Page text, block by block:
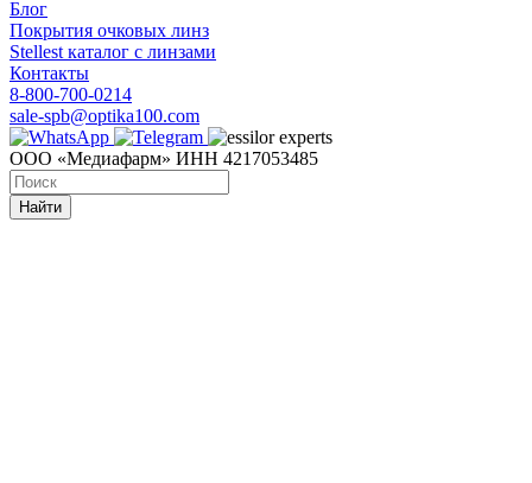
Блог
Покрытия очковых линз
Stellest каталог с линзами
Контакты
8-800-700-0214
sale-spb@optika100.com
ООО «Медиафарм» ИНН 4217053485
Найти